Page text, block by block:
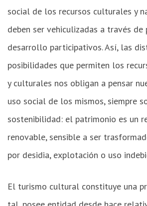
social de los recursos culturales y
deben ser vehiculizadas a través de
desarrollo participativos. Así, las
posibilidades que permiten los
y culturales nos obligan a pensar
uso social de los mismos, siempre
sostenibilidad: el patrimonio es un
renovable, sensible a ser
por desidia, explotación o uso
El turismo cultural constituye una